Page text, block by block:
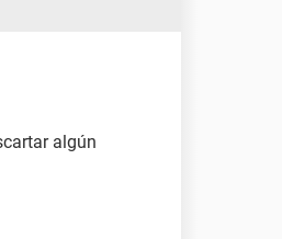
algún